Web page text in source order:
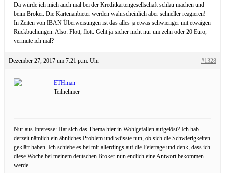
Da würde ich mich auch mal bei der Kreditkartengesellschaft schlau machen und
beim Broker. Die Kartenanbieter werden wahrscheinlich aber schneller reagieren!
In Zeiten von IBAN Überweisungen ist das alles ja etwas schwieriger mit etwaigen
Rückbuchungen. Also: Flott, flott. Geht ja sicher nicht nur um zehn oder 20 Euro,
vermute ich mal?
Dezember 27, 2017 um 7:21 p.m. Uhr #1328
ETHman
Teilnehmer
Nur aus Interesse: Hat sich das Thema hier in Wohlgefallen aufgelöst? Ich hab
derzeit nämlich ein ähnliches Problem und wüsste nun, ob sich die Schwierigkeiten
geklärt haben. Ich schiebe es bei mir allerdings auf die Feiertage und denk, dass ich
diese Woche bei meinem deutschen Broker nun endlich eine Antwort bekommen
werde.